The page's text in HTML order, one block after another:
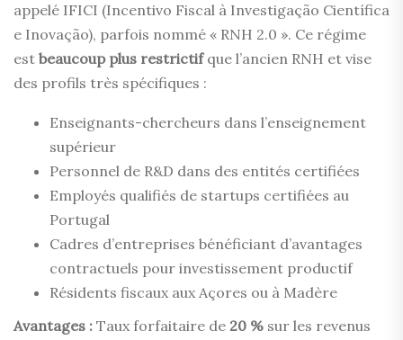
appelé IFICI (Incentivo Fiscal à Investigação Científica
e Inovação), parfois nommé « RNH 2.0 ». Ce régime
est beaucoup plus restrictifque l’ancien RNH et vise
des profils très spécifiques :
Enseignants-chercheurs dans l’enseignement
supérieur
Personnel de R&D dans des entités certifiées
Employés qualifiés de startups certifiées au
Portugal
Cadres d’entreprises bénéficiant d’avantages
contractuels pour investissement productif
Résidents fiscaux aux Açores ou à Madère
Avantages : Taux forfaitaire de 20 % sur les revenus